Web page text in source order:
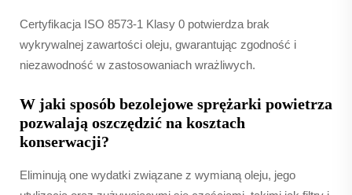
Certyfikacja ISO 8573-1 Klasy 0 potwierdza brak
wykrywalnej zawartości oleju, gwarantując zgodność i
niezawodność w zastosowaniach wrażliwych.
W jaki sposób bezolejowe sprężarki powietrza
pozwalają oszczędzić na kosztach
konserwacji?
Eliminują one wydatki związane z wymianą oleju, jego